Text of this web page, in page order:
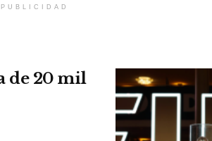
PUBLICIDAD
de 20 mil